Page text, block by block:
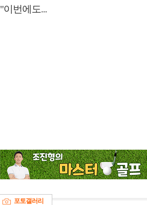
"이번에도...
포토갤러리